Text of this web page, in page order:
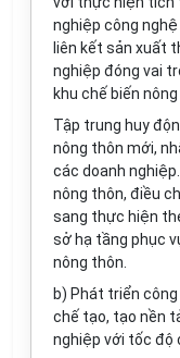
nghiệp công
liên kết sản xuất
nghiệp đóng vai
khu chế biến
Tập trung huy
nông thôn mới,
các doanh
nông thôn, điều
sang thực hiện
sở hạ tầng phục
nông thôn.
b) Phát triển
chế tạo, tạo nền
nghiệp với tốc độ